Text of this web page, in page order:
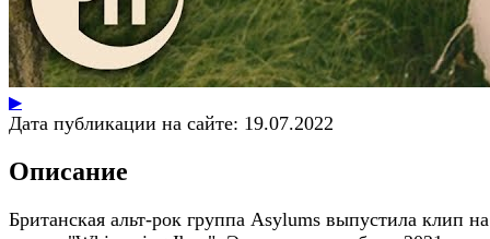
▶
Дата публикации на сайте: 19.07.2022
Описание
Британская альт-рок группа Asylums выпустила клип на